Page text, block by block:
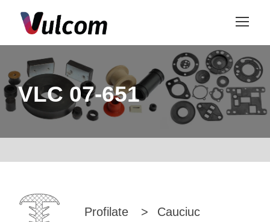
VLC 07-651
Profilate >
Cauciuc